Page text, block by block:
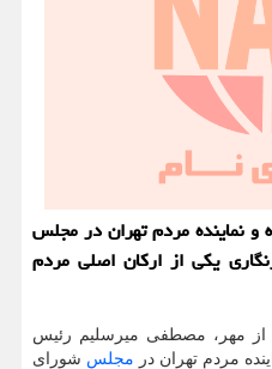
نماینده مردم تهران در مجلس
یكی از اركان اصلی مردم
از مهر، مصطفی میرسلیم رئیس
مردم تهران در مجلس شورای